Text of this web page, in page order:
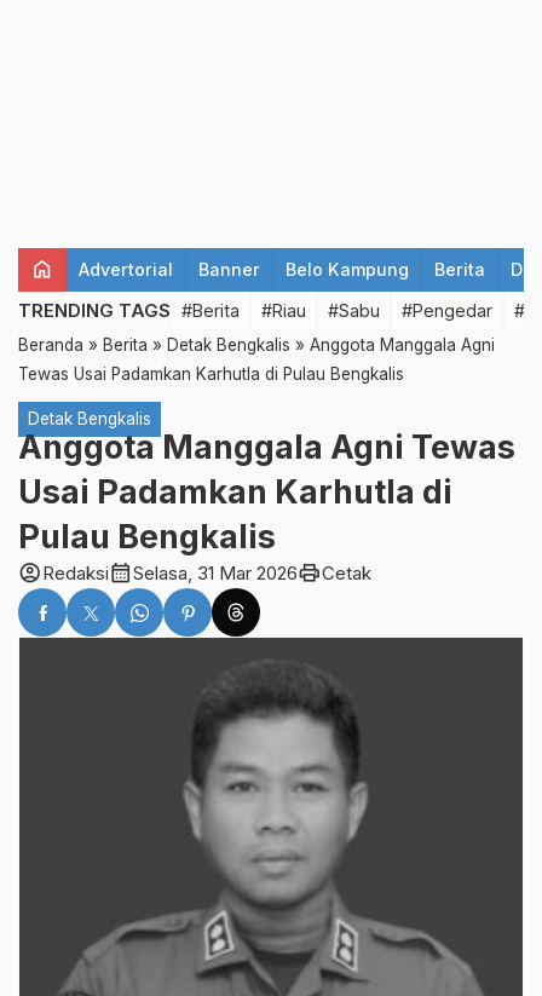
home Advertorial Banner Belo Kampung Berita
TRENDING TAGS #Berita #Riau #Sabu #Pengedar
Beranda » Berita » Detak Bengkalis » Anggota Manggala Agni
Tewas Usai Padamkan Karhutla di Pulau Bengkalis
Detak Bengkalis
Anggota Manggala Agni Tewas
Usai Padamkan Karhutla di
Pulau Bengkalis
account_circleRedaksicalendar_monthSelasa, 31 Mar 2026printCetak